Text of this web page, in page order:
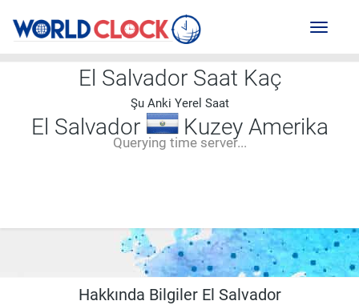
Toggle
El Salvador Saat Kaç
Şu Anki Yerel Saat
El Salvador Kuzey Amerika
Querying time server...
Hakkında Bilgiler El Salvador